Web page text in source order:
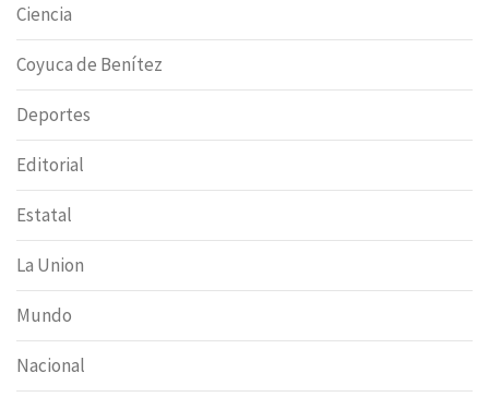
Ciencia
Coyuca de Benítez
Deportes
Editorial
Estatal
La Union
Mundo
Nacional